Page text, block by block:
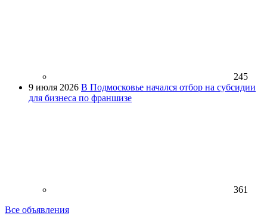
245
9 июля 2026 В Подмосковье начался отбор на субсидии
для бизнеса по франшизе
361
Все объявления